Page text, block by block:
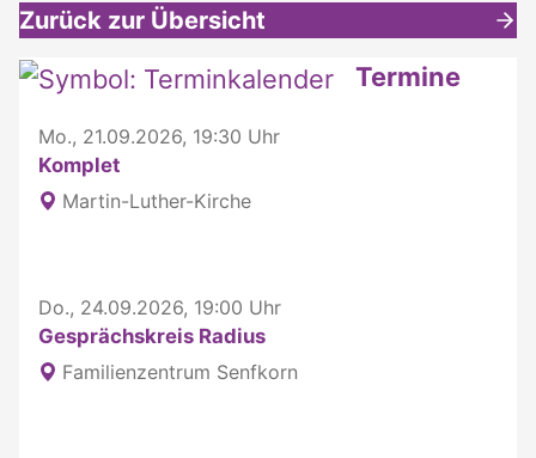
Zurück zur Übersicht
Weitere interessante Inhalte Termine
Mo., 21.09.2026, 19:30 Uhr
Komplet
Martin-Luther-Kirche
Do., 24.09.2026, 19:00 Uhr
Gesprächskreis Radius
Familienzentrum Senfkorn